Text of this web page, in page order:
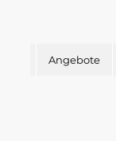
Angebote